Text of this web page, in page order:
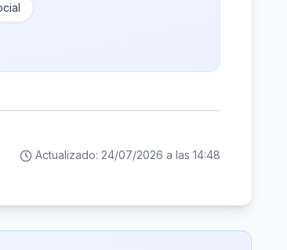
Actualizado: 24/07/2026 a las 14:48